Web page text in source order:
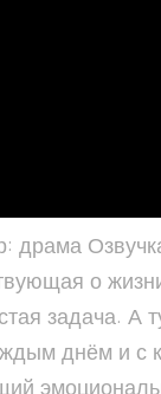
драма
о
задача. А
днём и с